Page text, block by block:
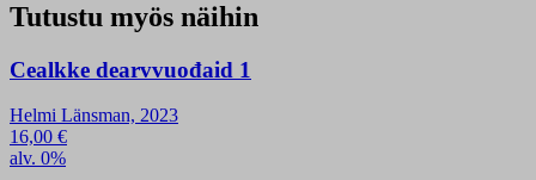
Tutustu myös näihin
Cealkke dearvvuođaid 1
Helmi Länsman, 2023
16,00 €
alv. 0%